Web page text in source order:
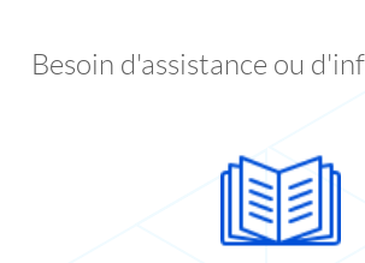
Besoin d'assistance ou